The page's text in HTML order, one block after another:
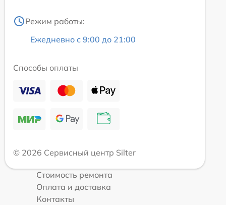
Режим работы:
Ежедневно с 9:00 до 21:00
Способы оплаты
© 2026 Сервисный центр Silter
Стоимость ремонта
Оплата и доставка
Контакты